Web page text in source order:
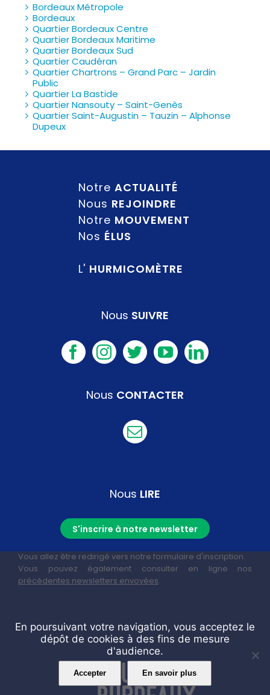
Bordeaux Métropole
Bordeaux
Quartier Bordeaux Centre
Quartier Bordeaux Maritime
Quartier Bordeaux Sud
Quartier Caudéran
Quartier Chartrons – Grand Parc – Jardin
Public
Quartier La Bastide
Quartier Nansouty – Saint-Genès
Quartier Saint-Augustin – Tauzin – Alphonse
Dupeux
Notre ACTUALITÉ
Nous REJOINDRE
Notre MOUVEMENT
Nos ÉLUS
L' HURMICOMÈTRE
Nous SUIVRE
Nous CONTACTER
Nous LIRE
S'inscrire à notre newsletter
Vous allez être redirigé vers notre formulaire d'inscription.
Vous pouvez également consulter en ligne nos
précédentes newsletters envoyées.
En poursuivant votre navigation, vous acceptez le
dépôt de cookies à des fins de mesure
d'audience.
Accepter En savoir plus